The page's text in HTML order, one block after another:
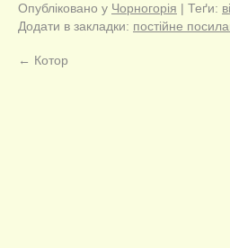
Опубліковано у Чорногорія | Теґи:
Додати в закладки: постійне
← Котор